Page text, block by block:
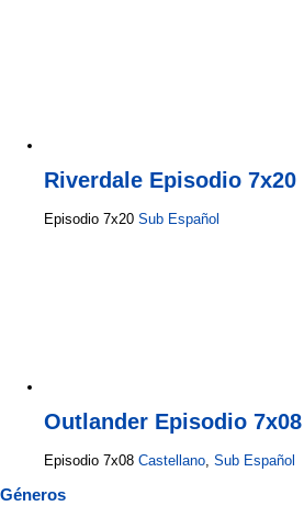
Riverdale Episodio 7x20
Episodio 7x20 Sub Español
Outlander Episodio 7x08
Episodio 7x08 Castellano, Sub Español
Géneros